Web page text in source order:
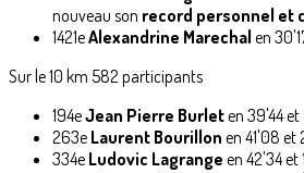
nouveau son record personnel et
1421eAlexandrine Marechal en
Sur le 10 km 582 participants
194eJean Pierre Burleten 39'44 et
263e Laurent Bourillon en 41'08
334e Ludovic Lagrange en 42'34 et